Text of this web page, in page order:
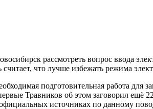
рассмотреть вопрос ввода
что лучше избежать режима
подготовительная работа для
Травников об этом заговорил ещё
источниках по данному